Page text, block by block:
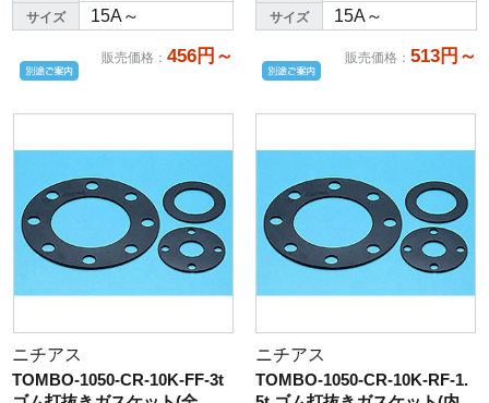
サイズ 15A～
販売価格 ： 456円～
サイズ 15A～
販売価格 ： 513円～
ニチアス
TOMBO-1050-CR-10K-FF-3t
ニチアス
TOMBO-1050-CR-10K-RF-1.